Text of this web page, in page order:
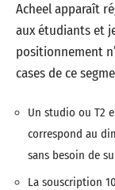
Acheel apparaît
aux étudiants et
positionnement
cases de ce
Un studio ou T2
correspond au
sans besoin de
La souscription